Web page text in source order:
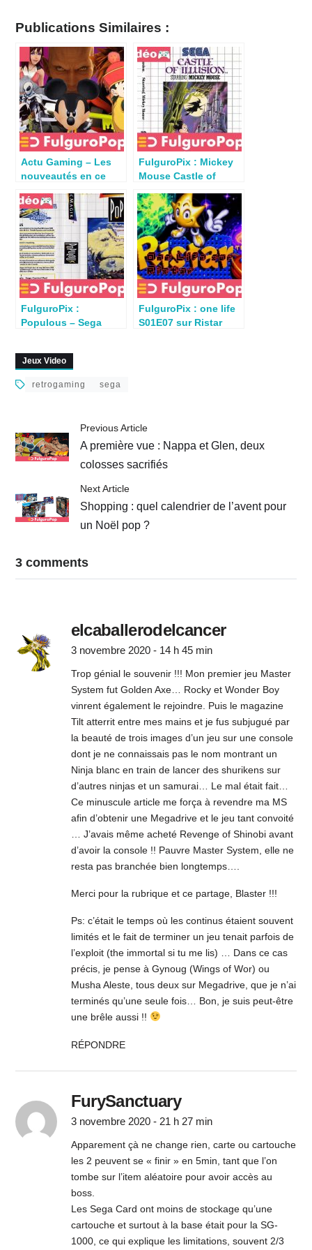
Publications Similaires :
Actu Gaming – Les
nouveautés en ce
FulguroPix : Mickey
Mouse Castle of
FulguroPix :
Populous – Sega
FulguroPix : one life
S01E07 sur Ristar
Jeux Video
retrogaming sega
Previous Article
A première vue : Nappa et Glen, deux
colosses sacrifiés
Next Article
Shopping : quel calendrier de l’avent pour
un Noël pop ?
3 comments
elcaballerodelcancer
3 novembre 2020 - 14 h 45 min
Trop génial le souvenir !!! Mon premier jeu Master
System fut Golden Axe… Rocky et Wonder Boy
vinrent également le rejoindre. Puis le magazine
Tilt atterrit entre mes mains et je fus subjugué par
la beauté de trois images d’un jeu sur une console
dont je ne connaissais pas le nom montrant un
Ninja blanc en train de lancer des shurikens sur
d’autres ninjas et un samurai… Le mal était fait…
Ce minuscule article me força à revendre ma MS
afin d’obtenir une Megadrive et le jeu tant convoité
… J’avais même acheté Revenge of Shinobi avant
d’avoir la console !! Pauvre Master System, elle ne
resta pas branchée bien longtemps….
Merci pour la rubrique et ce partage, Blaster !!!
Ps: c’était le temps où les continus étaient souvent
limités et le fait de terminer un jeu tenait parfois de
l’exploit (the immortal si tu me lis) … Dans ce cas
précis, je pense à Gynoug (Wings of Wor) ou
Musha Aleste, tous deux sur Megadrive, que je n’ai
terminés qu’une seule fois… Bon, je suis peut-être
une brêle aussi !!
RÉPONDRE
FurySanctuary
3 novembre 2020 - 21 h 27 min
Apparement çà ne change rien, carte ou cartouche
les 2 peuvent se « finir » en 5min, tant que l’on
tombe sur l’item aléatoire pour avoir accès au
boss.
Les Sega Card ont moins de stockage qu’une
cartouche et surtout à la base était pour la SG-
1000, ce qui explique les limitations, souvent 2/3